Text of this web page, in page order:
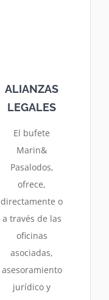
ALIANZAS
LEGALES
El bufete
Marin&
Pasalodos,
ofrece,
directamente o
a través de las
oficinas
asociadas,
asesoramiento
jurídico y